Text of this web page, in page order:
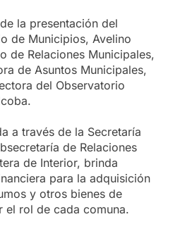
la presentación del
de Municipios, Avelino
de Relaciones Municipales,
de Asuntos Municipales,
del Observatorio
a través de la Secretaría
de Relaciones
de Interior, brinda
para la adquisición
y otros bienes de
el rol de cada comuna.